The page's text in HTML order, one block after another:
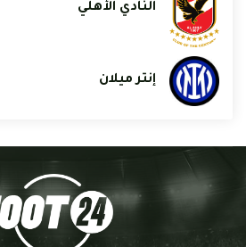
النادي الأهلي
إنتر ميلان